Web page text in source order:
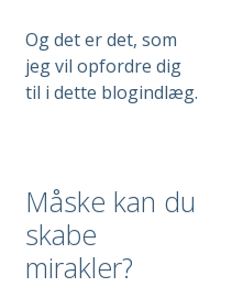
Og det er det, som
jeg vil opfordre dig
til i dette blogindlæg.
Måske kan du
skabe
mirakler?